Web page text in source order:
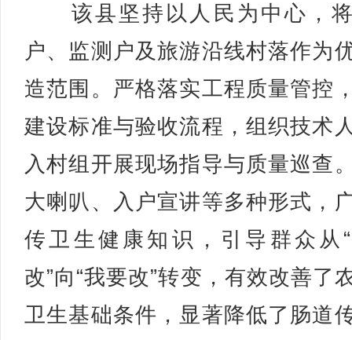
该县坚持以人民为中心，
户、监测户及旅游沿线村落作为
造范围。严格落实工程质量管控
建设标准与验收流程，组织技术
入村组开展现场指导与质量巡查
大喇叭、入户宣讲等多种形式，
传卫生健康知识，引导群众从
改”向“我要改”转变，有效改善了
卫生基础条件，显著降低了肠道